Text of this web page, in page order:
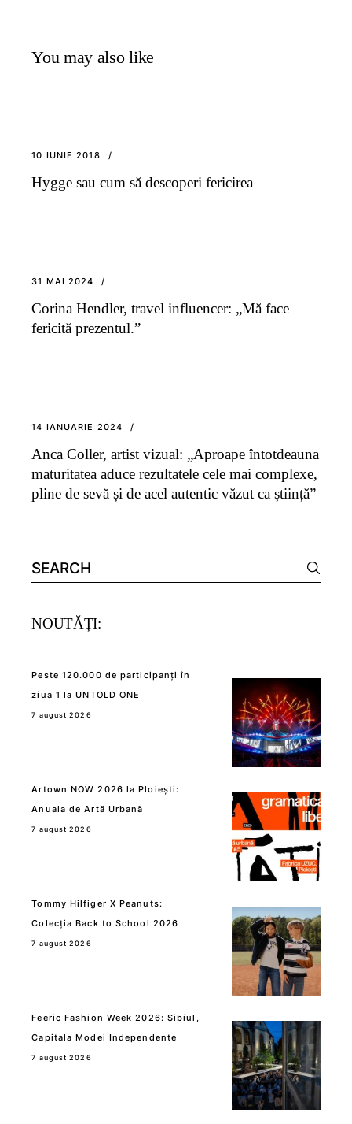
You may also like
10 IUNIE 2018
Hygge sau cum să descoperi fericirea
31 MAI 2024
Corina Hendler, travel influencer: „Mă face
fericită prezentul.”
14 IANUARIE 2024
Anca Coller, artist vizual: „Aproape întotdeauna
maturitatea aduce rezultatele cele mai complexe,
pline de sevă și de acel autentic văzut ca știință”
Search
for:
NOUTĂȚI:
Peste 120.000 de participanți în
ziua 1 la UNTOLD ONE
7 august 2026
Artown NOW 2026 la Ploiești:
Anuala de Artă Urbană
7 august 2026
Tommy Hilfiger X Peanuts:
Colecția Back to School 2026
7 august 2026
Feeric Fashion Week 2026: Sibiul,
Capitala Modei Independente
7 august 2026